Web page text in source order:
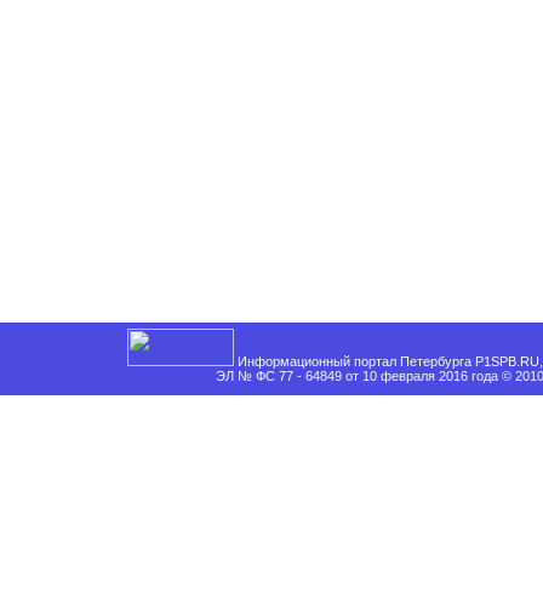
Информационный портал Петербурга
ЭЛ № ФС 77 - 64849 от 10 февраля 2016 года ©